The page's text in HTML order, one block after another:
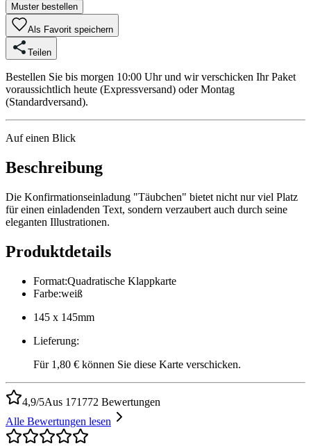
Muster bestellen
Als Favorit speichern
Teilen
Bestellen Sie bis morgen 10:00 Uhr und wir verschicken Ihr Paket
voraussichtlich heute (Expressversand) oder Montag
(Standardversand).
Auf einen Blick
Beschreibung
Die Konfirmationseinladung "Täubchen" bietet nicht nur viel Platz
für einen einladenden Text, sondern verzaubert auch durch seine
eleganten Illustrationen.
Produktdetails
Format:Quadratische Klappkarte
Farbe:weiß
145 x 145mm
Lieferung:
Für 1,80 € können Sie diese Karte verschicken.
4,9/5Aus 171772 Bewertungen
Alle Bewertungen lesen